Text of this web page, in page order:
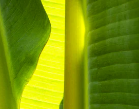
Copyright © 2010-2026 Freepik Company S.L.U.